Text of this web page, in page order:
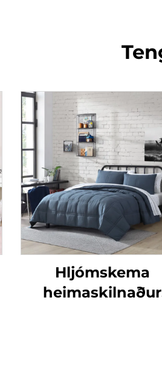
Hljómskema
heimaskilnaður